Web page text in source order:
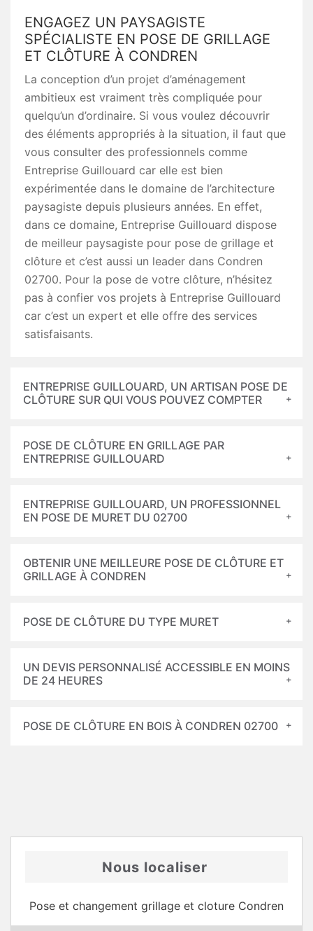
ENGAGEZ UN PAYSAGISTE
SPÉCIALISTE EN POSE DE GRILLAGE
ET CLÔTURE À CONDREN
La conception d’un projet d’aménagement
ambitieux est vraiment très compliquée pour
quelqu’un d’ordinaire. Si vous voulez découvrir
des éléments appropriés à la situation, il faut que
vous consulter des professionnels comme
Entreprise Guillouard car elle est bien
expérimentée dans le domaine de l’architecture
paysagiste depuis plusieurs années. En effet,
dans ce domaine, Entreprise Guillouard dispose
de meilleur paysagiste pour pose de grillage et
clôture et c’est aussi un leader dans Condren
02700. Pour la pose de votre clôture, n’hésitez
pas à confier vos projets à Entreprise Guillouard
car c’est un expert et elle offre des services
satisfaisants.
ENTREPRISE GUILLOUARD, UN ARTISAN POSE DE
CLÔTURE SUR QUI VOUS POUVEZ COMPTER
POSE DE CLÔTURE EN GRILLAGE PAR
ENTREPRISE GUILLOUARD
ENTREPRISE GUILLOUARD, UN PROFESSIONNEL
EN POSE DE MURET DU 02700
OBTENIR UNE MEILLEURE POSE DE CLÔTURE ET
GRILLAGE À CONDREN
POSE DE CLÔTURE DU TYPE MURET
UN DEVIS PERSONNALISÉ ACCESSIBLE EN MOINS
DE 24 HEURES
POSE DE CLÔTURE EN BOIS À CONDREN 02700
Nous localiser
Pose et changement grillage et cloture Condren